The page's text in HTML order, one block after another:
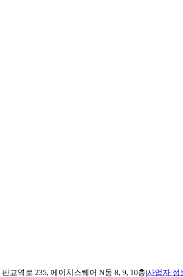
교역로 235, 에이치스퀘어 N동 8, 9, 10층|사업자 정